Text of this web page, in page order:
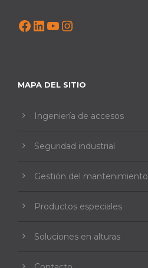
Facebook LinkedIn YouTube Instagram
MAPA DEL SITIO
Ingeniería de accesos
Seguridad industrial
Gestión del mantenimiento
Productos especiales
Soluciones en alturas